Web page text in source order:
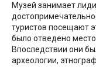
Музей занимает
туристов посещают
было отведено
Впоследствии они
археологии,